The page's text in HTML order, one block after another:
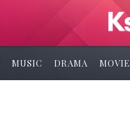
MUSIC DRAMA MOVIE